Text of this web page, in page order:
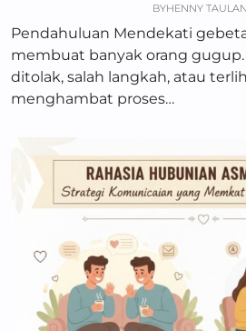
BYHENNY
Pendahuluan Mendekati
membuat banyak orang gugup.
ditolak, salah langkah, atau
menghambat proses…